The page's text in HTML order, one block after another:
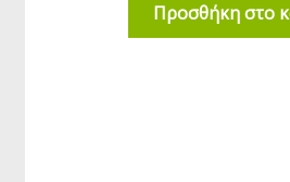
Προσθήκη στο